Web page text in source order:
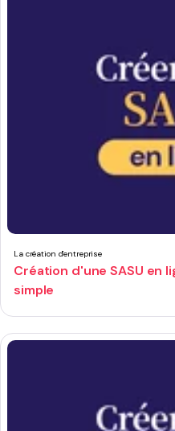
La création d'entreprise
Création d'une SASU en
simple